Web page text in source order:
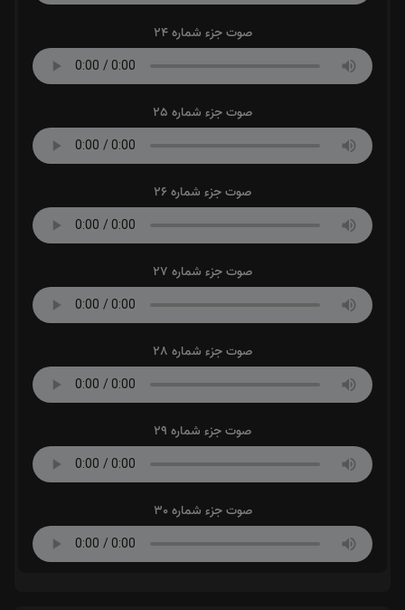
صوت جزء شماره 24
صوت جزء شماره 25
صوت جزء شماره 26
صوت جزء شماره 27
صوت جزء شماره 28
صوت جزء شماره 29
صوت جزء شماره 30